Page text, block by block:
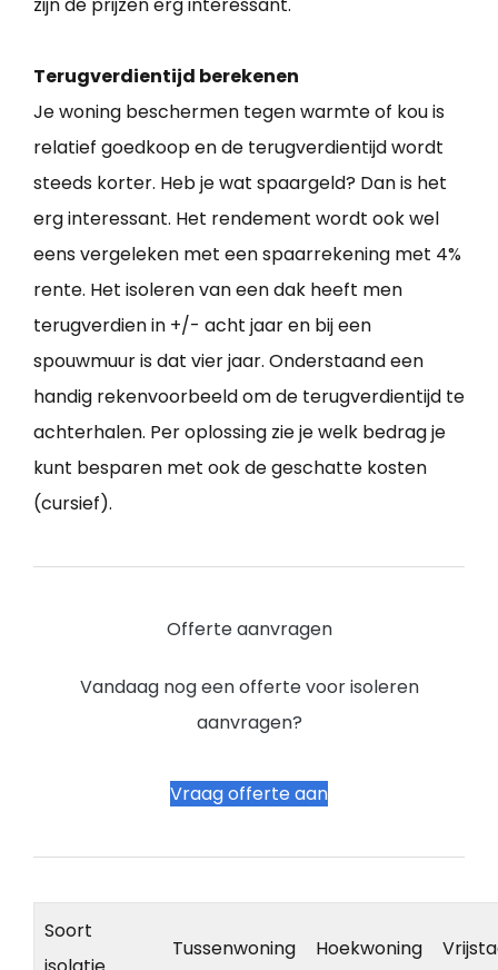
Terugverdientijd berekenen
Je woning beschermen tegen warmte of kou is
relatief goedkoop en de terugverdientijd wordt
steeds korter. Heb je wat spaargeld? Dan is het
erg interessant. Het rendement wordt ook wel
eens vergeleken met een spaarrekening met 4%
rente. Het isoleren van een dak heeft men
terugverdien in +/- acht jaar en bij een
spouwmuur is dat vier jaar. Onderstaand een
handig rekenvoorbeeld om de terugverdientijd te
achterhalen. Per oplossing zie je welk bedrag je
kunt besparen met ook de geschatte kosten
(cursief).
Offerte aanvragen
Vandaag nog een offerte voor isoleren
aanvragen?
Vraag offerte aan
Soort
Tussenwoning Hoekwoning